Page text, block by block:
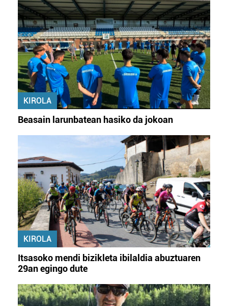
KIROLA
Beasain larunbatean hasiko da jokoan
KIROLA
Itsasoko mendi bizikleta ibilaldia abuztuaren
29an egingo dute